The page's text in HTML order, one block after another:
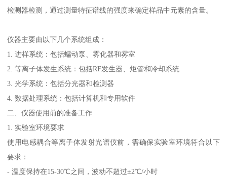
检测器检测，通过测量特征谱线的强度来确定样品中元素的含量。
仪器主要由以下几个系统组成：
1. 进样系统：包括蠕动泵、雾化器和雾室
2. 等离子体发生系统：包括RF发生器、炬管和冷却系统
3. 光学系统：包括分光器和检测器
4. 数据处理系统：包括计算机和专用软件
二、仪器使用前的准备工作
1. 实验室环境要求
使用电感耦合等离子体发射光谱仪前，需确保实验室环境符合以下
要求：
- 温度保持在15-30℃之间，波动不超过±2℃/小时